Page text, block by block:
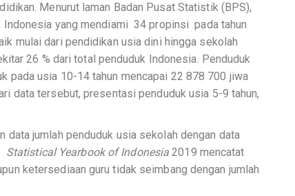
Menurut laman Badan Pusat Statistik (BPS),
Indonesia yang mendiami 34 propinsi pada tahun
mulai dari pendidikan usia dini hingga sekolah
26 % dari total penduduk Indonesia. Penduduk
pada usia 10-14 tahun mencapai 22 878 700 jiwa
data tersebut, presentasi penduduk usia 5-9 tahun,
jumlah penduduk usia sekolah dengan data
Statistical Yearbook of Indonesia 2019 mencatat
ketersediaan guru tidak seimbang dengan jumlah